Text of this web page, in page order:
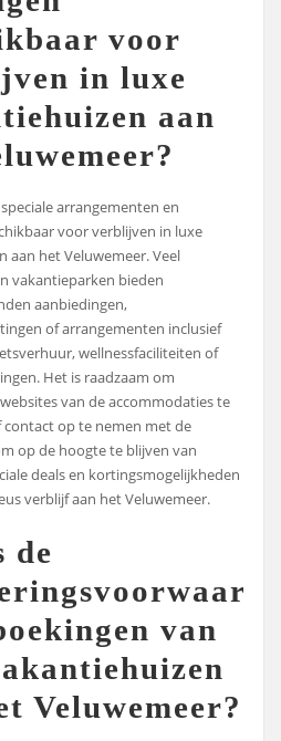
voor
in luxe
aan
speciale arrangementen en
voor verblijven in luxe
aan het Veluwemeer. Veel
vakantieparken bieden
aanbiedingen,
of arrangementen inclusief
wellnessfaciliteiten of
Het is raadzaam om
van de accommodaties te
op te nemen met de
op de hoogte te blijven van
deals en kortingsmogelijkheden
verblijf aan het Veluwemeer.
de
van
Veluwemeer?